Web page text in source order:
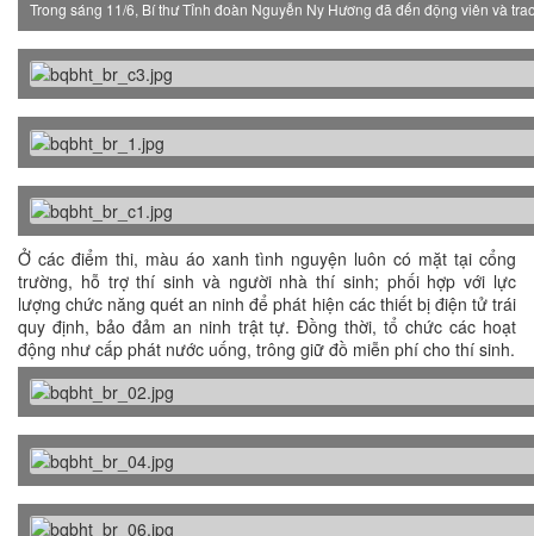
Trong sáng 11/6, Bí thư Tỉnh đoàn Nguyễn Ny Hương đã đến động viên và
Ở các điểm thi, màu áo xanh tình nguyện luôn có mặt tại cổng
trường, hỗ trợ thí sinh và người nhà thí sinh; phối hợp với lực
lượng chức năng quét an ninh để phát hiện các thiết bị điện tử trái
quy định, bảo đảm an ninh trật tự. Đồng thời, tổ chức các hoạt
động như cấp phát nước uống, trông giữ đồ miễn phí cho thí sinh.